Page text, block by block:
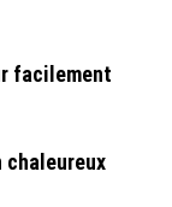
facilement
chaleureux